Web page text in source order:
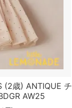
(2歳) ANTIQUE チ
AW25